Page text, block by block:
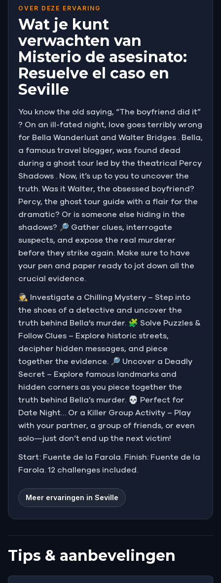
OVER DEZE ERVARING
Wat je kunt
verwachten van
Misterio de asesinato:
Resuelve el caso en
Seville
You know the old saying, “The boyfriend did it”
? On an ill-fated night, love goes terribly wrong
for Bella Wanderlust and Walter Bridges . Bella,
a famous travel blogger, was found dead
during a ghost tour led by the theatrical Percy
Shadows . Now, it’s up to you to uncover the
truth. Was it Walter, the obsessed boyfriend?
Percy, the ghost tour guide with a flair for the
dramatic? Or is someone else hiding in the
shadows? 🔎 Gather clues, interrogate
suspects, and expose the real murderer
before they strike again. Make sure to have
your pen and paper ready to jot down all the
crucial evidence.
🕵️‍♂️ Investigate a Chilling Mystery – Step into
the shoes of a detective and uncover the
truth behind Bella's murder. 🧩 Solve Puzzles &
Follow Clues – Explore historic streets,
decipher hidden messages, and piece
together the evidence. 🔎 Uncover a Deadly
Secret – Explore famous landmarks and
hidden corners as you piece together the
truth behind Bella’s murder. 💀 Perfect for
Date Night… Or a Killer Group Activity – Play
with your partner, a group of friends, or even
solo—just don’t end up the next victim!
Start: Fuente de la Farola. Finish: Fuente de la
Farola. 12 challenges included.
Meer ervaringen in Seville
Tips & aanbevelingen